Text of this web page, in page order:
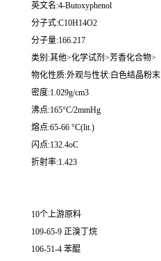
英文名:4-Butoxyphenol
分子式:C10H14O2
分子量:166.217
类别:其他>化学试剂>芳香化合物>
物化性质:外观与性状:白色结晶粉末
密度:1.029g/cm3
沸点:165°C/2mmHg
熔点:65-66 °C(lit.)
闪点:132.4oC
折射率:1.423
10个上游原料
109-65-9 正溴丁烷
106-51-4 苯醌